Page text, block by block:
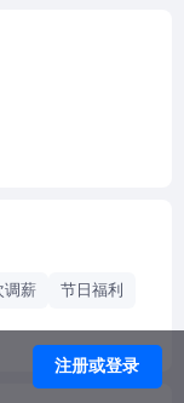
以“绿色、环
产金针菇等系列
调薪
节日福利
注册或登录